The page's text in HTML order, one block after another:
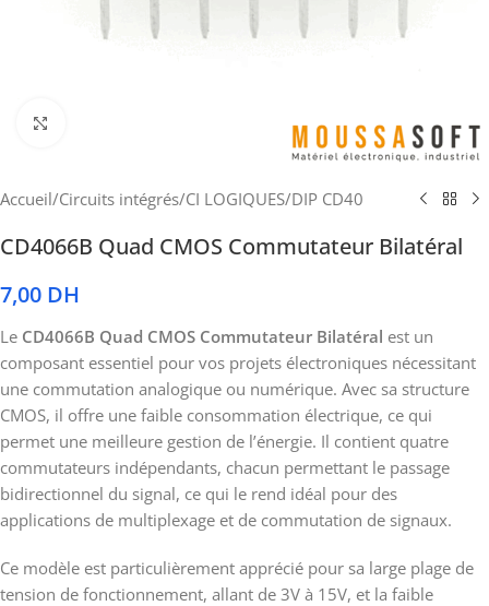
Accueil/Circuits intégrés/CI LOGIQUES/DIP CD40
CD4066B Quad CMOS Commutateur Bilatéral
7,00 DH
Le CD4066B Quad CMOS Commutateur Bilatéral est un
composant essentiel pour vos projets électroniques nécessitant
une commutation analogique ou numérique. Avec sa structure
CMOS, il offre une faible consommation électrique, ce qui
permet une meilleure gestion de l’énergie. Il contient quatre
commutateurs indépendants, chacun permettant le passage
bidirectionnel du signal, ce qui le rend idéal pour des
applications de multiplexage et de commutation de signaux.
Ce modèle est particulièrement apprécié pour sa large plage de
tension de fonctionnement, allant de 3V à 15V, et la faible